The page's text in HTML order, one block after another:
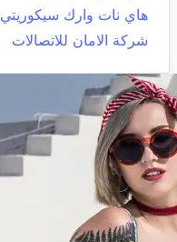
هاي نات وارك سيكوريتي
شركة الامان للاتصالات